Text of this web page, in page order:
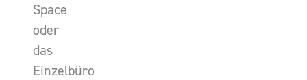
Space
oder
das
Einzelbüro